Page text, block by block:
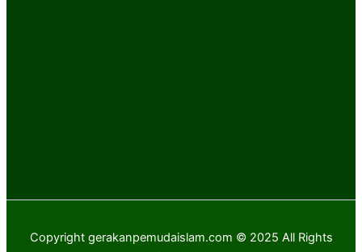
Copyright gerakanpemudaislam.com © 2025 All Rights